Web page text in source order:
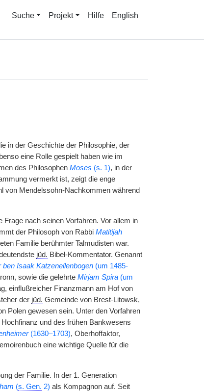
Suche Projekt Hilfe English
in der Geschichte der Philosophie, der
eine Rolle gespielt haben wie im
des Philosophen Moses (s. 1), in der
vermerkt ist, zeigt die enge
von Mendelssohn-Nachkommen während
nach seinen Vorfahren. Vor allem in
der Philosoph von Rabbi Matitijah
Familie berühmter Talmudisten war.
jüd. Bibel-Kommentator. Genannt
ben Isaak Katzenellenbogen(um 1485-
sowie die gelehrte Mirjam Spira(um
einflußreicher Finanzmann am Hof von
der jüd. Gemeinde von Brest-Litowsk,
Polen gewesen sein. Unter den Vorfahren
und des frühen Bankwesens
(1630–1703), Oberhoffaktor,
eine wichtige Quelle für die
der Familie. In der 1. Generation
(s. Gen. 2) als Kompagnon auf. Seit